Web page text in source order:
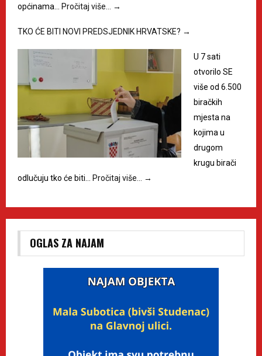
općinama… Pročitaj više… →
TKO ĆE BITI NOVI PREDSJEDNIK HRVATSKE? →
U 7 sati
otvorilo SE
više od 6.500
biračkih
mjesta na
kojima u
drugom
krugu birači
odlučuju tko će biti… Pročitaj više… →
OGLAS ZA NAJAM